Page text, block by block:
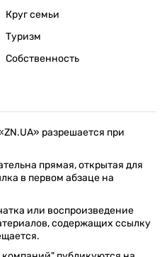
Круг семьи
Туризм
Собственность
разрешается при
прямая, открытая для
в первом абзаце на
или воспроизведение
содержащих ссылку